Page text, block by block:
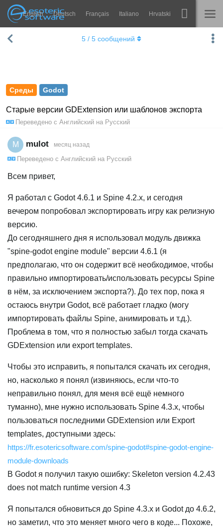
Esoteric Software
Navigation
English Deutsch Français Italiano Hrvatski
ГЛАВНАЯ Spine
Обучение
Попробовать
Среды Godot
Старые версии GDExtension или шаблонов экспорта
Переведено с Английский на Русский
5 / 5 сообщений
M mulot месяц назад
Переведено с Английский на Русский
Всем привет,
Я работал с Godot 4.6.1 и Spine 4.2.x, и сегодня
вечером попробовал экспортировать игру как релизную
версию.
До сегодняшнего дня я использовал модуль движка
"spine-godot engine module" версии 4.6.1 (я
предполагаю, что он содержит всё необходимое, чтобы
правильно импортировать/использовать ресурсы Spine
в нём, за исключением экспорта?). До тех пор, пока я
остаюсь внутри Godot, всё работает гладко (могу
импортировать файлы Spine, анимировать и т.д.).
Проблема в том, что я полностью забыл тогда скачать
GDExtension или export templates.
Чтобы это исправить, я попытался скачать их сегодня,
но, насколько я понял (извиняюсь, если что-то
неправильно понял, для меня всё ещё немного
туманно), мне нужно использовать Spine 4.3.x, чтобы
пользоваться последними GDExtension или Export
templates, доступными здесь:
https://fr.esotericsoftware.com/spine-godot#spine-godot-engine-
module-downloads
В Godot я получил такую ошибку: Skeleton version 4.2.43
does not match runtime version 4.3
Я попытался обновиться до Spine 4.3.x и Godot до 4.6.2,
но заметил, что это меняет много чего в коде... Похоже,